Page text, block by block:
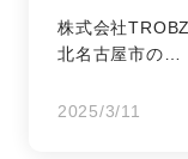
株式会社
北名古屋市の
れました！
2025/3/11